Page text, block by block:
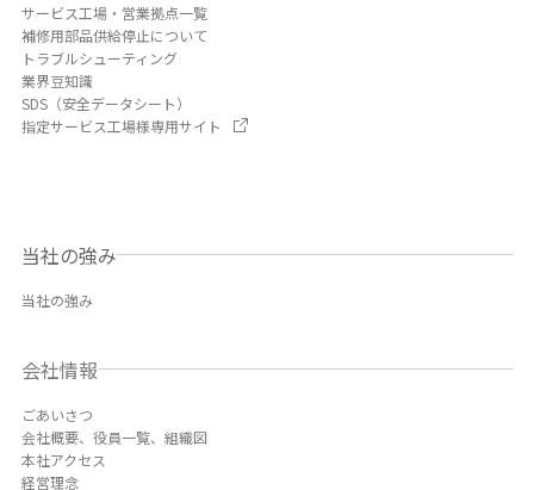
サービス工場・営業拠点一覧
補修用部品供給停止について
トラブルシューティング
業界豆知識
SDS（安全データシート）
指定サービス工場様専用サイト
当社の強み
当社の強み
会社情報
ごあいさつ
会社概要、役員一覧、組織図
本社アクセス
経営理念